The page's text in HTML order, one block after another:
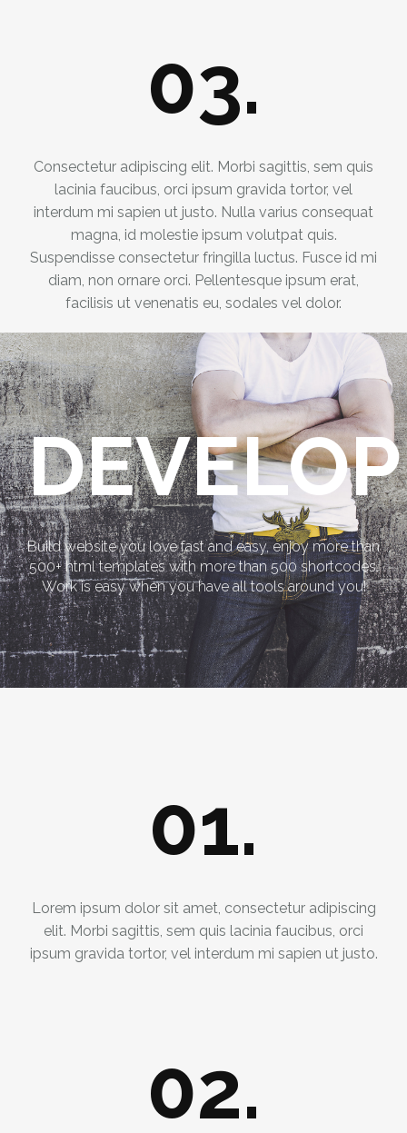
03.
Consectetur adipiscing elit. Morbi sagittis, sem quis
lacinia faucibus, orci ipsum gravida tortor, vel
interdum mi sapien ut justo. Nulla varius consequat
magna, id molestie ipsum volutpat quis.
Suspendisse consectetur fringilla luctus. Fusce id mi
diam, non ornare orci. Pellentesque ipsum erat,
facilisis ut venenatis eu, sodales vel dolor.
Build website you love fast and easy, enjoy more than
500+ html templates with more than 500 shortcodes.
Work is easy when you have all tools around you!
01.
Lorem ipsum dolor sit amet, consectetur adipiscing
elit. Morbi sagittis, sem quis lacinia faucibus, orci
ipsum gravida tortor, vel interdum mi sapien ut justo.
02.